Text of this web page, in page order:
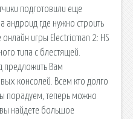
подготовили еще
где нужно строить
игры Electricman 2: HS
типа с блестящей.
предложить Вам
консолей. Всем кто долго
порадуем, теперь можно
найдете большое